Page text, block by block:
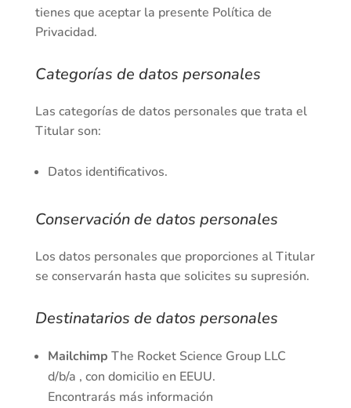
tienes que aceptar la presente Política de
Privacidad.
Categorías de datos personales
Las categorías de datos personales que trata el
Titular son:
Datos identificativos.
Conservación de datos personales
Los datos personales que proporciones al Titular
se conservarán hasta que solicites su supresión.
Destinatarios de datos personales
Mailchimp The Rocket Science Group LLC
d/b/a , con domicilio en EEUU.
Encontrarás más información